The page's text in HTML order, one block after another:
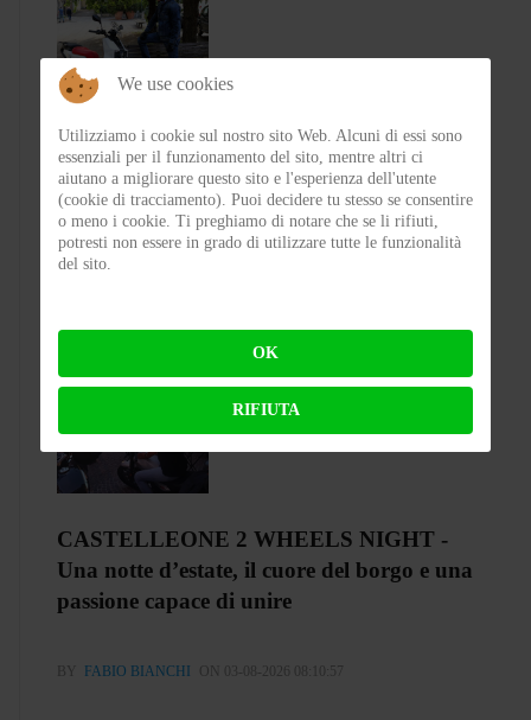
Test Silence S02 – Stile silenzioso
BY FLAP ON 03-08-2026 23:00:27
CASTELLEONE 2 WHEELS NIGHT -
Una notte d’estate, il cuore del borgo e una
passione capace di unire
BY FABIO BIANCHI ON 03-08-2026 08:10:57
We use cookies
Utilizziamo i cookie sul nostro sito Web. Alcuni di essi sono
essenziali per il funzionamento del sito, mentre altri ci
aiutano a migliorare questo sito e l'esperienza dell'utente
(cookie di tracciamento). Puoi decidere tu stesso se consentire
o meno i cookie. Ti preghiamo di notare che se li rifiuti,
potresti non essere in grado di utilizzare tutte le funzionalità
del sito.
OK
RIFIUTA